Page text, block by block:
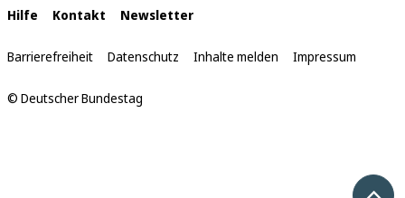
Interne
Links
Hilfe Kontakt Newsletter
Barrierefreiheit Datenschutz Inhalte melden Impressum
© Deutscher Bundestag